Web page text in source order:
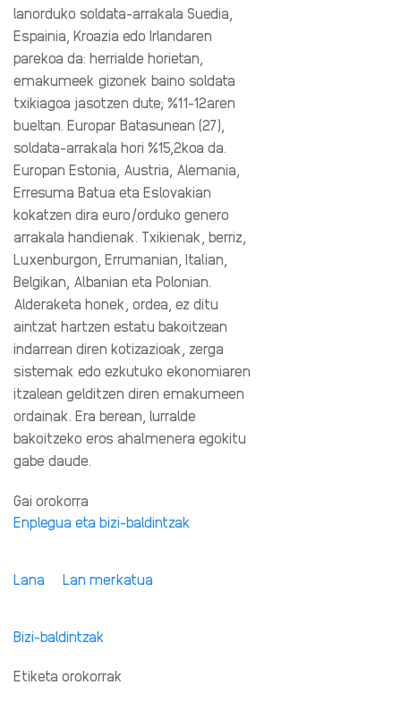
lanorduko soldata-arrakala Suedia,
Espainia, Kroazia edo Irlandaren
parekoa da: herrialde horietan,
emakumeek gizonek baino soldata
txikiagoa jasotzen dute; %11-12aren
bueltan. Europar Batasunean (27),
soldata-arrakala hori %15,2koa da.
Europan Estonia, Austria, Alemania,
Erresuma Batua eta Eslovakian
kokatzen dira euro/orduko genero
arrakala handienak. Txikienak, berriz,
Luxenburgon, Errumanian, Italian,
Belgikan, Albanian eta Polonian.
Alderaketa honek, ordea, ez ditu
aintzat hartzen estatu bakoitzean
indarrean diren kotizazioak, zerga
sistemak edo ezkutuko ekonomiaren
itzalean gelditzen diren emakumeen
ordainak. Era berean, lurralde
bakoitzeko eros ahalmenera egokitu
gabe daude.
Gai orokorra
Enplegua eta bizi-baldintzak
Lana Lan merkatua
Bizi-baldintzak
Etiketa orokorrak